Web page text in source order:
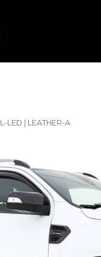
| LEATHER-A